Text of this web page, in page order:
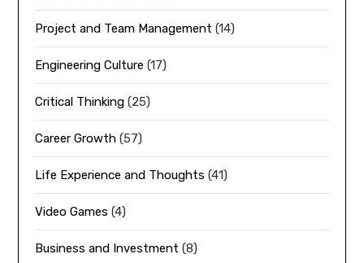
Project and Team Management (14)
Engineering Culture (17)
Critical Thinking (25)
Career Growth (57)
Life Experience and Thoughts (41)
Video Games (4)
Business and Investment (8)